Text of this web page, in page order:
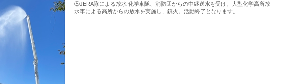
⑤JERA隊による放水 化学車隊、消防団からの中継送水を受け、大型化学高所放
水車による高所からの放水を実施し、鎮火。活動終了となります。